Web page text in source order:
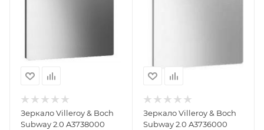
Зеркало Villeroy & Boch
Subway 2.0 A3738000
Зеркало Villeroy & Boch
Subway 2.0 A3736000